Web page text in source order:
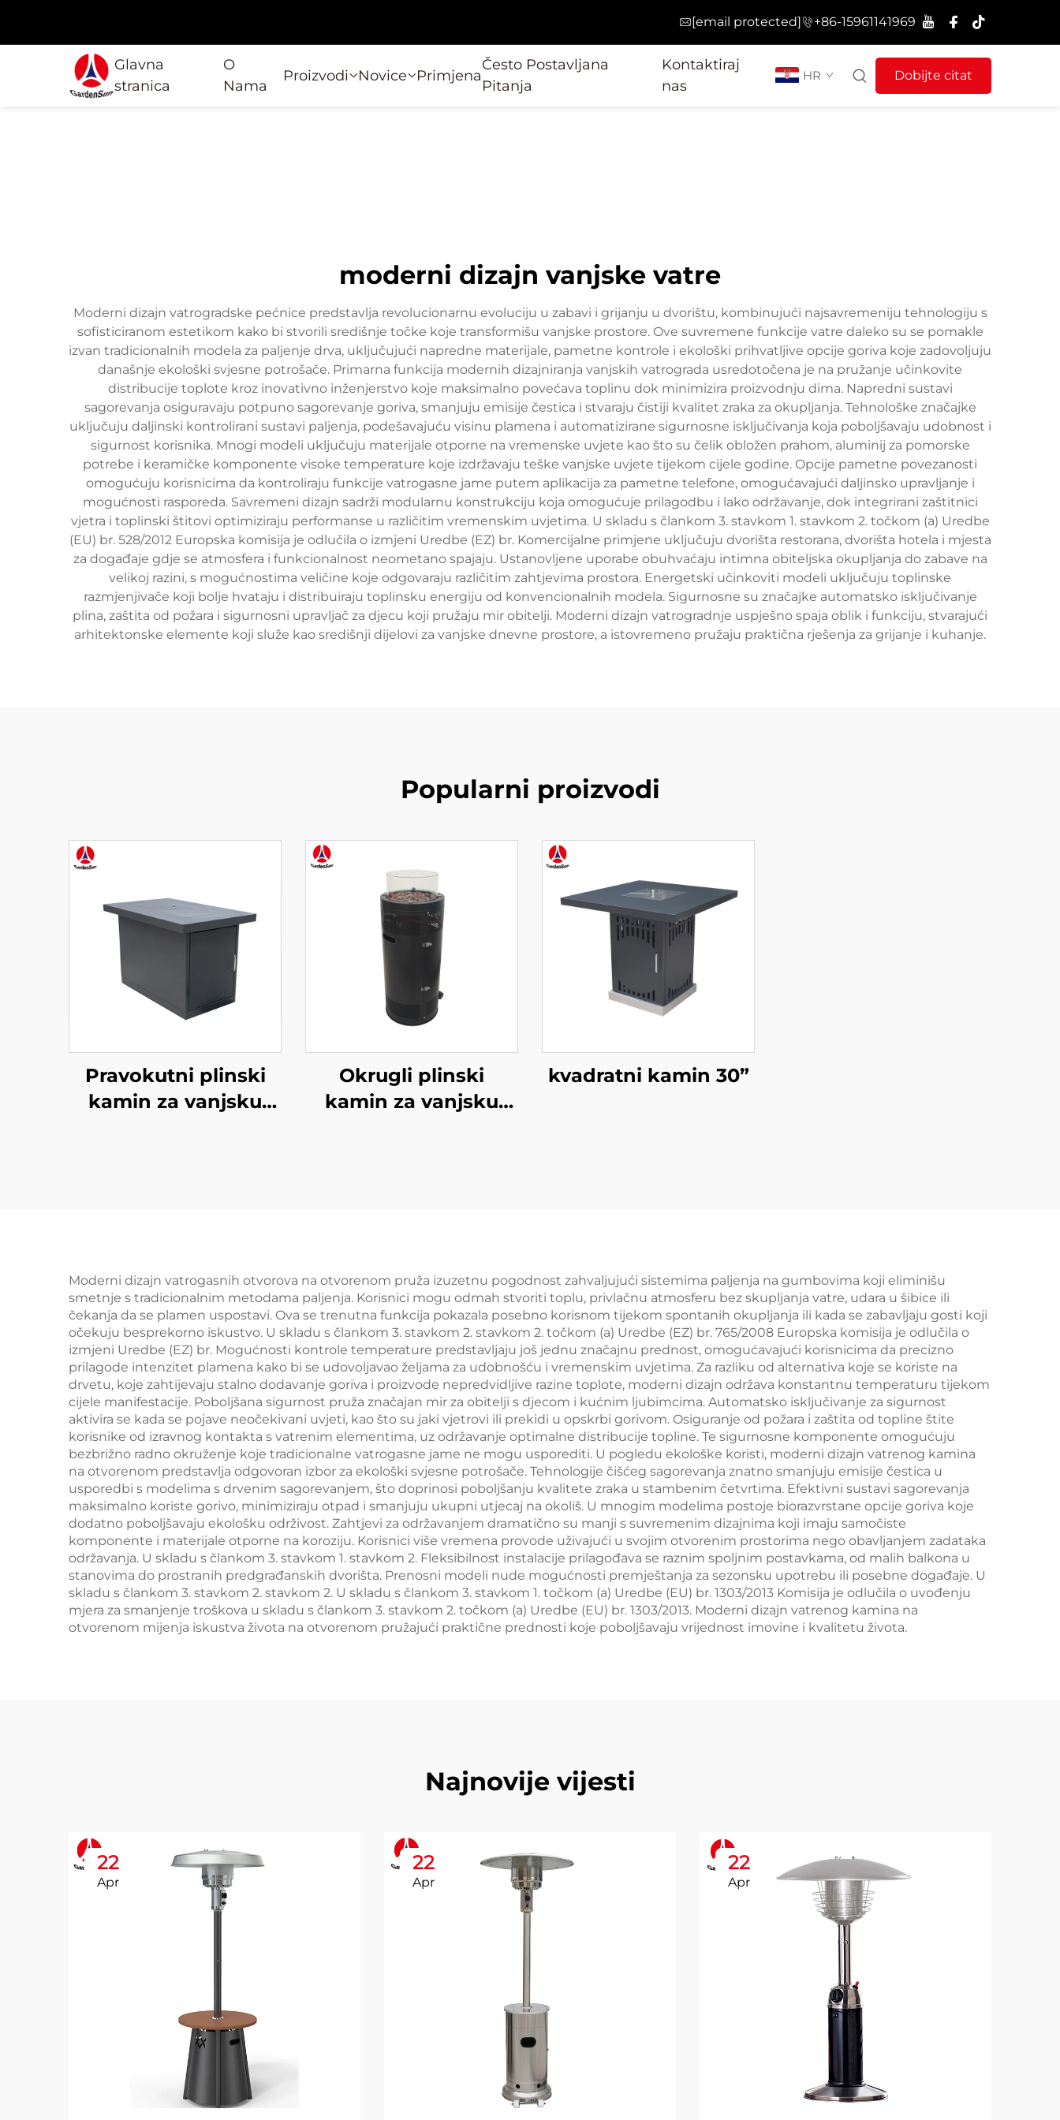
[email protected] +86-15961141969
Glavna
stranica
O
Nama
Proizvodi Novice Primjena
Često Postavljana
Pitanja
Kontaktiraj
nas
HR Dobijte citat
moderni dizajn vanjske vatre
Moderni dizajn vatrogradske pećnice predstavlja revolucionarnu evoluciju u zabavi i grijanju u dvorištu, kombinujući najsavremeniju tehnologiju s
sofisticiranom estetikom kako bi stvorili središnje točke koje transformišu vanjske prostore. Ove suvremene funkcije vatre daleko su se pomakle
izvan tradicionalnih modela za paljenje drva, uključujući napredne materijale, pametne kontrole i ekološki prihvatljive opcije goriva koje zadovoljuju
današnje ekološki svjesne potrošače. Primarna funkcija modernih dizajniranja vanjskih vatrograda usredotočena je na pružanje učinkovite
distribucije toplote kroz inovativno inženjerstvo koje maksimalno povećava toplinu dok minimizira proizvodnju dima. Napredni sustavi
sagorevanja osiguravaju potpuno sagorevanje goriva, smanjuju emisije čestica i stvaraju čistiji kvalitet zraka za okupljanja. Tehnološke značajke
uključuju daljinski kontrolirani sustavi paljenja, podešavajuću visinu plamena i automatizirane sigurnosne isključivanja koja poboljšavaju udobnost i
sigurnost korisnika. Mnogi modeli uključuju materijale otporne na vremenske uvjete kao što su čelik obložen prahom, aluminij za pomorske
potrebe i keramičke komponente visoke temperature koje izdržavaju teške vanjske uvjete tijekom cijele godine. Opcije pametne povezanosti
omogućuju korisnicima da kontroliraju funkcije vatrogasne jame putem aplikacija za pametne telefone, omogućavajući daljinsko upravljanje i
mogućnosti rasporeda. Savremeni dizajn sadrži modularnu konstrukciju koja omogućuje prilagodbu i lako održavanje, dok integrirani zaštitnici
vjetra i toplinski štitovi optimiziraju performanse u različitim vremenskim uvjetima. U skladu s člankom 3. stavkom 1. stavkom 2. točkom (a) Uredbe
(EU) br. 528/2012 Europska komisija je odlučila o izmjeni Uredbe (EZ) br. Komercijalne primjene uključuju dvorišta restorana, dvorišta hotela i mjesta
za događaje gdje se atmosfera i funkcionalnost neometano spajaju. Ustanovljene uporabe obuhvaćaju intimna obiteljska okupljanja do zabave na
velikoj razini, s mogućnostima veličine koje odgovaraju različitim zahtjevima prostora. Energetski učinkoviti modeli uključuju toplinske
razmjenjivače koji bolje hvataju i distribuiraju toplinsku energiju od konvencionalnih modela. Sigurnosne su značajke automatsko isključivanje
plina, zaštita od požara i sigurnosni upravljač za djecu koji pružaju mir obitelji. Moderni dizajn vatrogradnje uspješno spaja oblik i funkciju, stvarajući
arhitektonske elemente koji služe kao središnji dijelovi za vanjske dnevne prostore, a istovremeno pružaju praktična rješenja za grijanje i kuhanje.
Popularni proizvodi
Pravokutni plinski
kamin za vanjsku
Okrugli plinski
kamin za vanjsku
kvadratni kamin 30”
Moderni dizajn vatrogasnih otvorova na otvorenom pruža izuzetnu pogodnost zahvaljujući sistemima paljenja na gumbovima koji eliminišu
smetnje s tradicionalnim metodama paljenja. Korisnici mogu odmah stvoriti toplu, privlačnu atmosferu bez skupljanja vatre, udara u šibice ili
čekanja da se plamen uspostavi. Ova se trenutna funkcija pokazala posebno korisnom tijekom spontanih okupljanja ili kada se zabavljaju gosti koji
očekuju besprekorno iskustvo. U skladu s člankom 3. stavkom 2. stavkom 2. točkom (a) Uredbe (EZ) br. 765/2008 Europska komisija je odlučila o
izmjeni Uredbe (EZ) br. Mogućnosti kontrole temperature predstavljaju još jednu značajnu prednost, omogućavajući korisnicima da precizno
prilagode intenzitet plamena kako bi se udovoljavao željama za udobnošću i vremenskim uvjetima. Za razliku od alternativa koje se koriste na
drvetu, koje zahtijevaju stalno dodavanje goriva i proizvode nepredvidljive razine toplote, moderni dizajn održava konstantnu temperaturu tijekom
cijele manifestacije. Poboljšana sigurnost pruža značajan mir za obitelji s djecom i kućnim ljubimcima. Automatsko isključivanje za sigurnost
aktivira se kada se pojave neočekivani uvjeti, kao što su jaki vjetrovi ili prekidi u opskrbi gorivom. Osiguranje od požara i zaštita od topline štite
korisnike od izravnog kontakta s vatrenim elementima, uz održavanje optimalne distribucije topline. Te sigurnosne komponente omogućuju
bezbrižno radno okruženje koje tradicionalne vatrogasne jame ne mogu usporediti. U pogledu ekološke koristi, moderni dizajn vatrenog kamina
na otvorenom predstavlja odgovoran izbor za ekološki svjesne potrošače. Tehnologije čišćeg sagorevanja znatno smanjuju emisije čestica u
usporedbi s modelima s drvenim sagorevanjem, što doprinosi poboljšanju kvalitete zraka u stambenim četvrtima. Efektivni sustavi sagorevanja
maksimalno koriste gorivo, minimiziraju otpad i smanjuju ukupni utjecaj na okoliš. U mnogim modelima postoje biorazvrstane opcije goriva koje
dodatno poboljšavaju ekološku održivost. Zahtjevi za održavanjem dramatično su manji s suvremenim dizajnima koji imaju samočiste
komponente i materijale otporne na koroziju. Korisnici više vremena provode uživajući u svojim otvorenim prostorima nego obavljanjem zadataka
održavanja. U skladu s člankom 3. stavkom 1. stavkom 2. Fleksibilnost instalacije prilagođava se raznim spoljnim postavkama, od malih balkona u
stanovima do prostranih predgrađanskih dvorišta. Prenosni modeli nude mogućnosti premještanja za sezonsku upotrebu ili posebne događaje. U
skladu s člankom 3. stavkom 2. stavkom 2. U skladu s člankom 3. stavkom 1. točkom (a) Uredbe (EU) br. 1303/2013 Komisija je odlučila o uvođenju
mjera za smanjenje troškova u skladu s člankom 3. stavkom 2. točkom (a) Uredbe (EU) br. 1303/2013. Moderni dizajn vatrenog kamina na
otvorenom mijenja iskustva života na otvorenom pružajući praktične prednosti koje poboljšavaju vrijednost imovine i kvalitetu života.
Najnovije vijesti
22
Apr
22
Apr
22
Apr